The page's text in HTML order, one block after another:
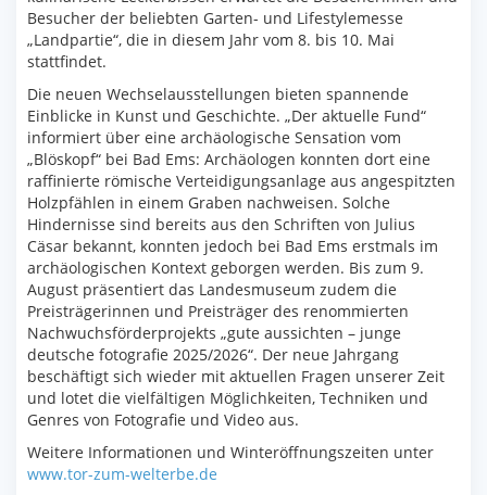
Besucher der beliebten Garten- und Lifestylemesse
„Landpartie“, die in diesem Jahr vom 8. bis 10. Mai
stattfindet.
Die neuen Wechselausstellungen bieten spannende
Einblicke in Kunst und Geschichte. „Der aktuelle Fund“
informiert über eine archäologische Sensation vom
„Blöskopf“ bei Bad Ems: Archäologen konnten dort eine
raffinierte römische Verteidigungsanlage aus angespitzten
Holzpfählen in einem Graben nachweisen. Solche
Hindernisse sind bereits aus den Schriften von Julius
Cäsar bekannt, konnten jedoch bei Bad Ems erstmals im
archäologischen Kontext geborgen werden. Bis zum 9.
August präsentiert das Landesmuseum zudem die
Preisträgerinnen und Preisträger des renommierten
Nachwuchsförderprojekts „gute aussichten – junge
deutsche fotografie 2025/2026“. Der neue Jahrgang
beschäftigt sich wieder mit aktuellen Fragen unserer Zeit
und lotet die vielfältigen Möglichkeiten, Techniken und
Genres von Fotografie und Video aus.
Weitere Informationen und Winteröffnungszeiten unter
www.tor-zum-welterbe.de